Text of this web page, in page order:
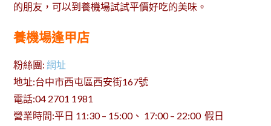
的朋友，可以到養機場試試平價好吃的美味。
養機場逢甲店
粉絲團:網址
地址:台中市西屯區西安街167號
電話:04 2701 1981
營業時間:平日 11:30 – 15:00、 17:00 – 22:00 假日